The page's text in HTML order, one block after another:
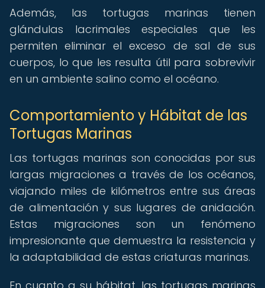
Además, las tortugas marinas tienen
glándulas lacrimales especiales que les
permiten eliminar el exceso de sal de sus
cuerpos, lo que les resulta útil para sobrevivir
en un ambiente salino como el océano.
Comportamiento y Hábitat de las
Tortugas Marinas
Las tortugas marinas son conocidas por sus
largas migraciones a través de los océanos,
viajando miles de kilómetros entre sus áreas
de alimentación y sus lugares de anidación.
Estas migraciones son un fenómeno
impresionante que demuestra la resistencia y
la adaptabilidad de estas criaturas marinas.